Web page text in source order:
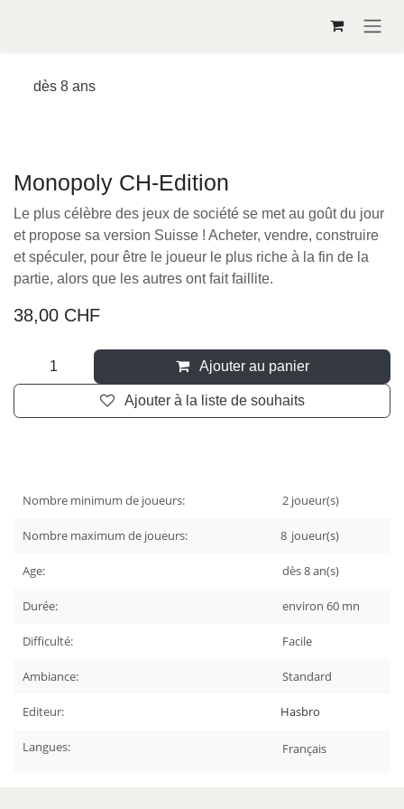
dès 8 ans
Monopoly CH-Edition
Le plus célèbre des jeux de société se met au goût du jour
et propose sa version Suisse ! Acheter, vendre, construire
et spéculer, pour être le joueur le plus riche à la fin de la
partie, alors que les autres ont fait faillite.
38,00 CHF
Ajouter au panier
Ajouter à la liste de souhaits
Nombre minimum de joueurs: 2 joueur(s)
Nombre maximum de joueurs: 8 joueur(s)
Age: dès 8an(s)
Durée: environ 60 mn
Difficulté: Facile
Ambiance: Standard
Editeur: Hasbro
Langues: Français